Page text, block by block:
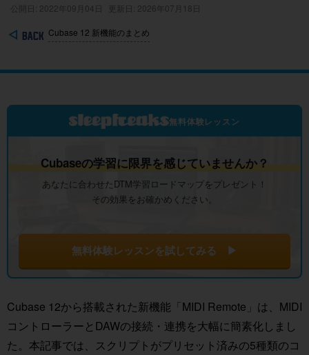
公開日: 2022年09月04日 更新日: 2026年07月18日
Cubase 12 新機能のまとめ
無料体験レッスン
Cubaseの学習に限界を感じていませんか？
あなたに合わせたDTM学習ロードマップをプレゼント！
その効果をお確かめください。
無料体験レッスンを試してみる ▶
Cubase 12から搭載された新機能「MIDI Remote」は、MIDI
コントローラーとDAWの接続・連携を大幅に簡素化しまし
た。本記事では、スクリプトがプリセット済みの5種類のコ